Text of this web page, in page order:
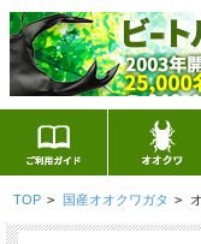
TOP > 国産オオクワガタ >